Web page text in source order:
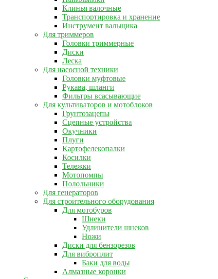
Клинья валочные
Транспортировка и хранение
Инструмент вальщика
Для триммеров
Головки триммерные
Диски
Леска
Для насосной техники
Головки муфтовые
Рукава, шланги
Фильтры всасывающие
Для культиваторов и мотоблоков
Грунтозацепы
Сцепные устройства
Окучники
Плуги
Картофелекопалки
Косилки
Тележки
Мотопомпы
Полольники
Для генераторов
Для строительного оборудования
Для мотобуров
Шнеки
Удлинители шнеков
Ножи
Диски для бензорезов
Для виброплит
Баки для воды
Алмазные коронки